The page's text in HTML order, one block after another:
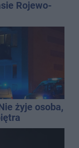
Rojewo-
żyje osoba,